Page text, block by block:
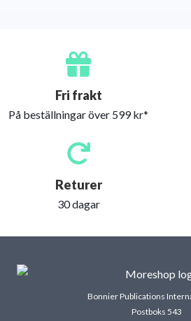
Fri frakt
På beställningar över 599 kr*
Returer
30 dagar
Bonnier Publications
Postboks 543